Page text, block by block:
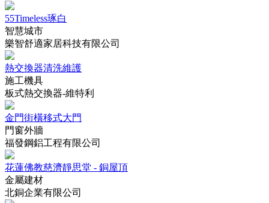
55Timeless琢白
智慧城市
樂智舒適家居科技有限公司
熱交換器清洗維護
施工機具
板式熱交換器-維特利
金門街橫移式大門
門窗外牆
福發鋼鋁工程有限公司
花蓮佛教慈濟靜思堂 - 銅屋頂
金屬建材
北銅企業有限公司